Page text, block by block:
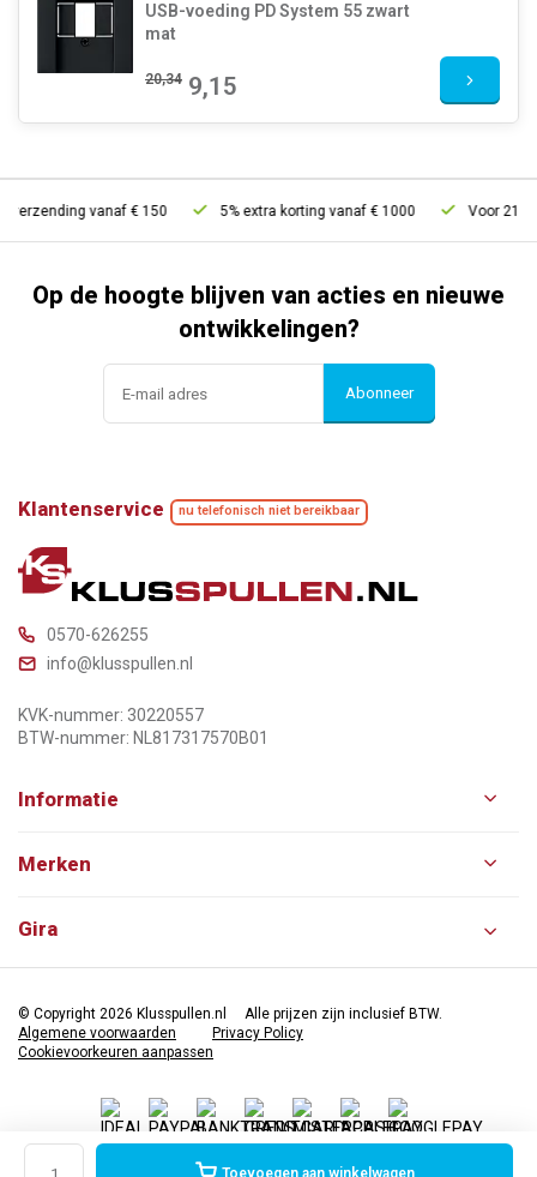
Toevoegen aan winkelwagen
USB-voeding PD System 55 zwart
mat
20,34 9,15
vanaf € 150 5% extra korting vanaf € 1000 Voor 21u
Op de hoogte blijven van acties en nieuwe
ontwikkelingen?
Abonneer
Klantenservice nu telefonisch niet bereikbaar
0570-626255
info@klusspullen.nl
KVK-nummer: 30220557
BTW-nummer: NL817317570B01
Informatie
Merken
Gira
© Copyright 2026 Klusspullen.nl
Alle prijzen zijn inclusief BTW.
Algemene voorwaarden
Privacy Policy
Cookievoorkeuren aanpassen